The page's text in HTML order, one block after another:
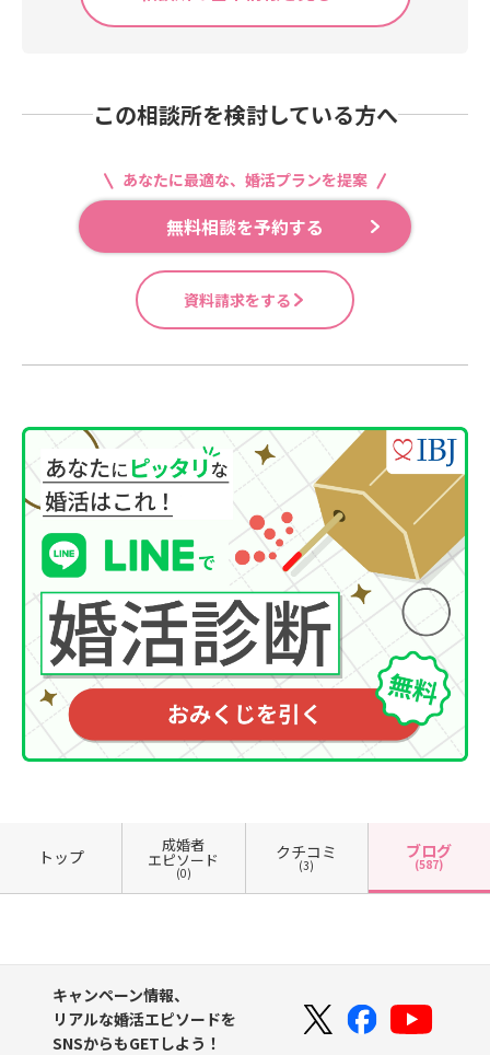
この相談所を検討している方へ
あなたに最適な、婚活プランを提案
無料相談を予約する
資料請求をする
トップ
成婚者
エピソード
(0)
クチコミ
(3)
ブログ
(587)
キャンペーン情報、
リアルな婚活エピソードを
SNSからもGETしよう！